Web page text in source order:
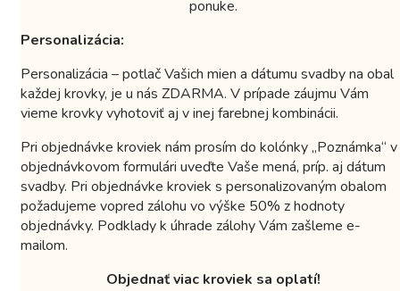
ponuke.
Personalizácia:
Personalizácia – potlač Vašich mien a dátumu svadby na obal
každej krovky, je u nás ZDARMA. V prípade záujmu Vám
vieme krovky vyhotoviť aj v inej farebnej kombinácii.
Pri objednávke kroviek nám prosím do kolónky „Poznámka“ v
objednávkovom formulári uveďte Vaše mená, príp. aj dátum
svadby. Pri objednávke kroviek s personalizovaným obalom
požadujeme vopred zálohu vo výške 50% z hodnoty
objednávky. Podklady k úhrade zálohy Vám zašleme e-
mailom.
Objednať viac kroviek sa oplatí!